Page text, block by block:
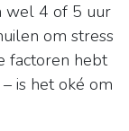
wel 4 of 5 uur
om stress
factoren hebt
is het oké om